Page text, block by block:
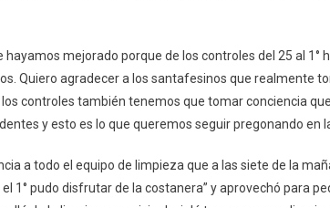
mejorado porque de los controles del 25 al 1°
Quiero agradecer a los santafesinos que realmente
controles también tenemos que tomar conciencia
y esto es lo que queremos seguir pregonando en
a todo el equipo de limpieza que a las siete de la
1° pudo disfrutar de la costanera” y aprovechó para